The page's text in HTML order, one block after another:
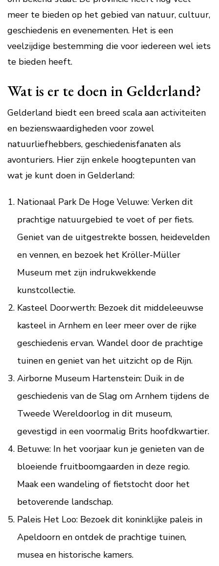
meer te bieden op het gebied van natuur, cultuur,
geschiedenis en evenementen. Het is een
veelzijdige bestemming die voor iedereen wel iets
te bieden heeft.
Wat is er te doen in Gelderland?
Gelderland biedt een breed scala aan activiteiten
en bezienswaardigheden voor zowel
natuurliefhebbers, geschiedenisfanaten als
avonturiers. Hier zijn enkele hoogtepunten van
wat je kunt doen in Gelderland:
Nationaal Park De Hoge Veluwe: Verken dit
prachtige natuurgebied te voet of per fiets.
Geniet van de uitgestrekte bossen, heidevelden
en vennen, en bezoek het Kröller-Müller
Museum met zijn indrukwekkende
kunstcollectie.
Kasteel Doorwerth: Bezoek dit middeleeuwse
kasteel in Arnhem en leer meer over de rijke
geschiedenis ervan. Wandel door de prachtige
tuinen en geniet van het uitzicht op de Rijn.
Airborne Museum Hartenstein: Duik in de
geschiedenis van de Slag om Arnhem tijdens de
Tweede Wereldoorlog in dit museum,
gevestigd in een voormalig Brits hoofdkwartier.
Betuwe: In het voorjaar kun je genieten van de
bloeiende fruitboomgaarden in deze regio.
Maak een wandeling of fietstocht door het
betoverende landschap.
Paleis Het Loo: Bezoek dit koninklijke paleis in
Apeldoorn en ontdek de prachtige tuinen,
musea en historische kamers.